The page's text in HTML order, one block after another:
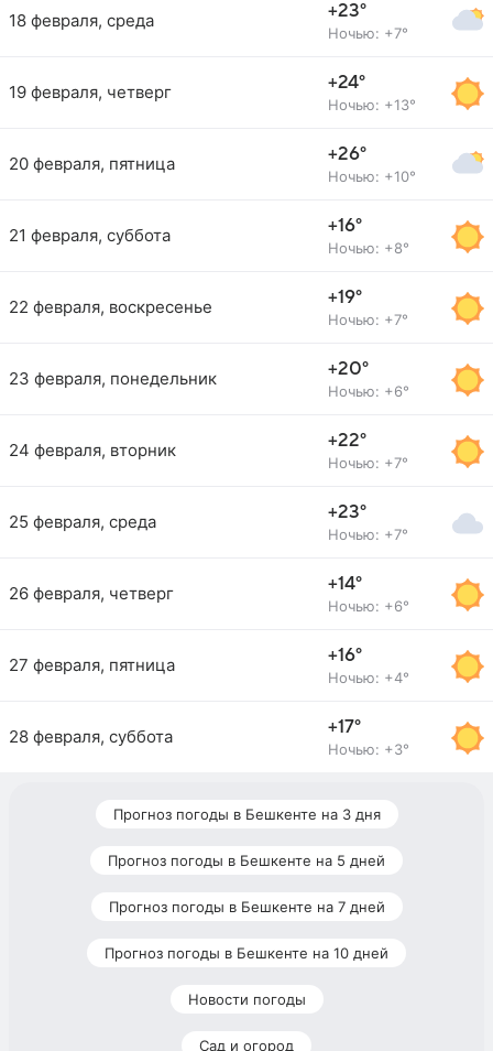
18 февраля, среда +23°
Ночью: +7°
19 февраля, четверг +24°
Ночью: +13°
20 февраля, пятница +26°
Ночью: +10°
21 февраля, суббота +16°
Ночью: +8°
22 февраля, воскресенье +19°
Ночью: +7°
23 февраля, понедельник +20°
Ночью: +6°
24 февраля, вторник +22°
Ночью: +7°
25 февраля, среда +23°
Ночью: +7°
26 февраля, четверг +14°
Ночью: +6°
27 февраля, пятница +16°
Ночью: +4°
28 февраля, суббота +17°
Ночью: +3°
Прогноз погоды в Бешкенте на 3 дня
Прогноз погоды в Бешкенте на 5 дней
Прогноз погоды в Бешкенте на 7 дней
Прогноз погоды в Бешкенте на 10 дней
Новости погоды
Сад и огород